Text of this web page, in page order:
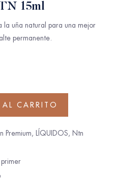
15ml
la uña natural para una mejor
permanente.
CARRITO
Premium, LÍQUIDOS, Ntn
primer